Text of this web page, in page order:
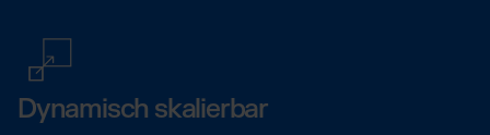
Dynamisch skalierbar